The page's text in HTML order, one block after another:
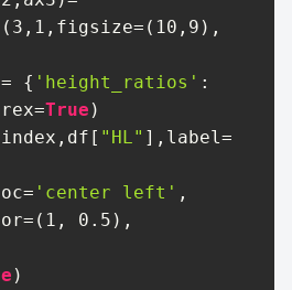
3 , 1 ,figsize=( 10 , 9 ),
= { 'height_ratios' :
True )
"HL" ],label=
'center left' ,
1 , 0.5 ),
)